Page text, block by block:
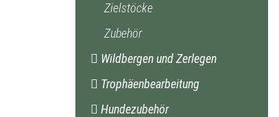
Zielstöcke
Zubehör
Wildbergen und Zerlegen
Trophäenbearbeitung
Hundezubehör